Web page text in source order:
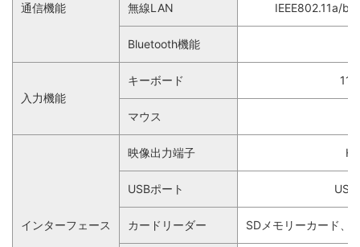
通信機能 無線LAN IEEE802.11a/b/
Bluetooth機能
入力機能
キーボード
マウス
インターフェース
映像出力端子
USBポート
カードリーダー SDメモリーカード、